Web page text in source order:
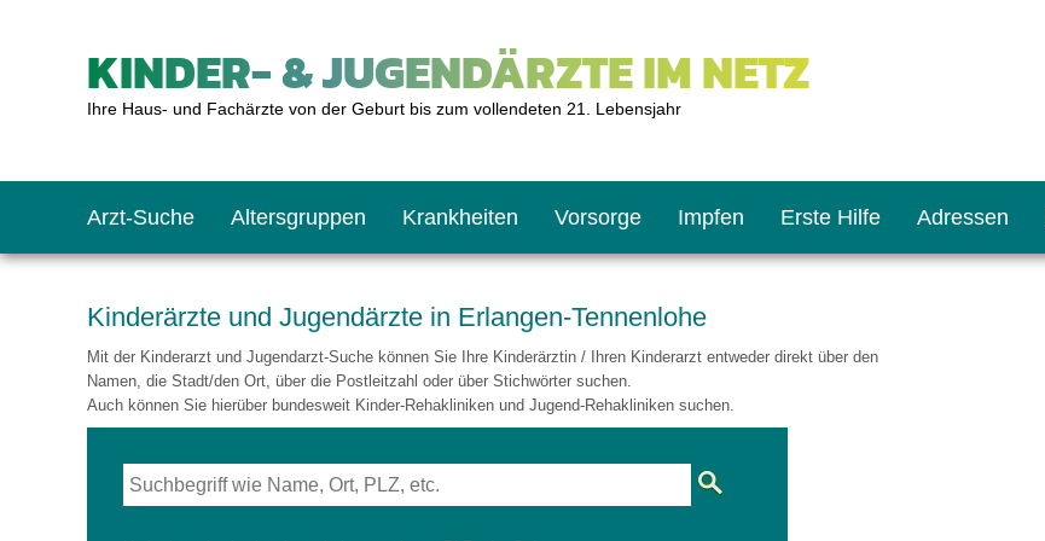
KINDER- & JUGENDÄRZTE IM NETZ
Ihre Haus- und Fachärzte von der Geburt bis zum vollendeten 21. Lebensjahr
Arzt-Suche Altersgruppen
Kleinkinder
Krankheiten Vorsorge
Kleinkind: U7 bis U9
Impfen
Impfen: Wann und wie oft?
Erste Hilfe
Giftnotruf
Adressen
Sozialpädiatrie
Körpergrößen-Rechner
Kinderärzte und Jugendärzte in Erlangen-Tennenlohe
Mit der Kinderarzt und Jugendarzt-Suche können Sie Ihre Kinderärztin / Ihren Kinderarzt entweder direkt über den
Namen, die Stadt/den Ort, über die Postleitzahl oder über Stichwörter suchen.
Auch können Sie hierüber bundesweit Kinder-Rehakliniken und Jugend-Rehakliniken suchen.